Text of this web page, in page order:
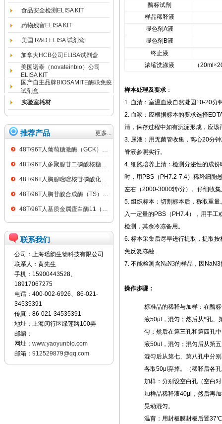
食品安全检测ELISA KIT
药物残留ELISA KIT
美国 R&D ELISA 试剂盒
加拿大HCB公司ELISA试剂盒
美国诺泰（novateinbio）公司
ELISA KIT
国产自主品牌BIOSAMITE酶联免疫
试剂盒
实验室耗材
推荐产品 更多...
48T/96T人葡萄糖激酶（GCK）ELISA kit
48T/96T人多聚腺苷二磷酸核糖聚合酶（PARP）ELISA kit
48T/96T人胸腺嘧啶核苷磷酸化酶（TP）ELISA kit
48T/96T人胸苷酸合成酶（TS）ELISA kit
48T/96T人基质金属蛋白酶11（MMP11）ELISA kit
联系我们
公司：上海瑶韵生物科技有限公司
联系人：黄先生
手机：15900443528、
18917067275
电话：400-002-6926、86-021-
34535391
传真：86-021-34535391
地址：上海闵行区绿莲路100弄
邮编：
网址： www.yaoyunbio.com
邮箱： 912529879@qq.com
酶标试剂
样品稀释液
显色剂 A液
显色剂 B液
终止液
浓缩洗涤液
（20ml ×
样本处理及要求 ：
1. 血清：室温血液自然凝固 10-20分
2. 血浆：应根据标本的要求选择
清，保存过程中如有沉淀形成，应该
3. 尿液：用无菌管收集，离心20分
脊液参照实行。
4. 细胞培养上清：检测分泌性的成
时，用 PBS （ PH7.2-7.4）稀释细胞
左右（2000-3000转/分）。仔细收
5. 组织标本：切割标本后，称取重量
入一定量的 PBS （ PH7.4），用手工
检测，其余冷冻备用。
6. 标本采集后尽早进行提取，提取
免反复冻融.
7. 不能检测含NaN3的样品 ，因 NaN3
操作步骤：
标准品的稀释与加样：在酶
液50μl
，混匀；然后从*孔、
匀；然后在第三孔和第四孔
液50ul
，混匀；混匀后从第
混匀后从第七、第八孔中分
各取50μl 弃掉。（稀释后各
加样：分别设空白孔（空白
加样品稀释液40μl
，然后再
晃动混匀。
温育：用封板膜封板后置37℃